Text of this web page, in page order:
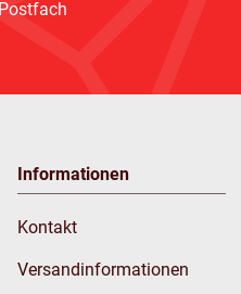
Informationen
Kontakt
Versandinformationen